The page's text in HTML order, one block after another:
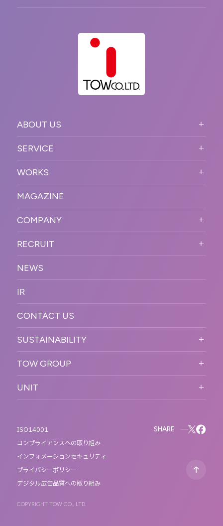
ABOUT US
PURPOSE
VISION
OUR DNA
SERVICE
STRONG POINT
BUSINESS DOMAIN
SOLUTION
WORKFLOW
WORKS
オンラインイベント
SNSプロモーション
プラットフォーム販
促
デジタル制作・映像
制作
PR
カンファレンス・展示会・アワ
ESPORTS・ゲームプロモーシ
MAGAZINE
COMPANY
COMPANY INFORMATION
MESSAGE
OFFICER
ACCESS
ORGANIZATION CHART
HISTORY
RECRUIT
新卒採用
キャリア採用
NEWS
IR
CONTACT US
SUSTAINABILITY
サステナビリティ
TOW GROUP
MOTTO
BLUES MOBILE
UNIT
ISO14001
コンプライアンスへの取り組み
インフォメーションセキュリティ
プライバシーポリシー
デジタル広告品質への取り組み
COPYRIGHT TOW CO., LTD.
SHARE